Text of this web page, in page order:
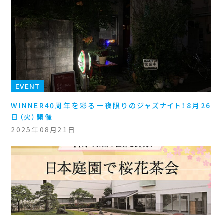
EVENT
WINNER40周年を彩る一夜限りのジャズナイト！8月26
日（火）開催
2025年08月21日